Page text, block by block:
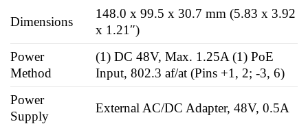
Dimensions
148.0 x 99.5 x 30.7 mm (5.83 x 3.92
x 1.21″)
Power
Method
(1) DC 48V, Max. 1.25A (1) PoE
Input, 802.3 af/at (Pins +1, 2; -3, 6)
Power
Supply
External AC/DC Adapter, 48V, 0.5A